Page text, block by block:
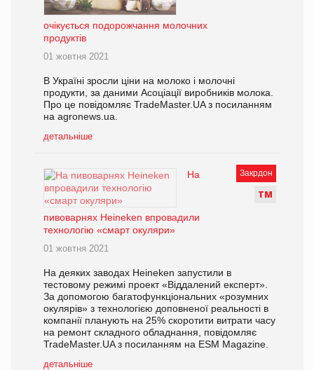
очікується подорожчання молочних
продуктів
01 жовтня 2021
В Україні зросли ціни на молоко і молочні
продукти, за даними Асоціації виробників молока.
Про це повідомляє TradeMaster.UA з посиланням
на agronews.ua.
детальніше
Закрдон
ТМ
На
пивоварнях Heineken впровадили
технологію «смарт окуляри»
01 жовтня 2021
На деяких заводах Heineken запустили в
тестовому режимі проект «Віддалений експерт».
За допомогою багатофункціональних «розумних
окулярів» з технологією доповненої реальності в
компанії планують на 25% скоротити витрати часу
на ремонт складного обладнання, повідомляє
TradeMaster.UA з посиланням на ESM Magazine.
детальніше